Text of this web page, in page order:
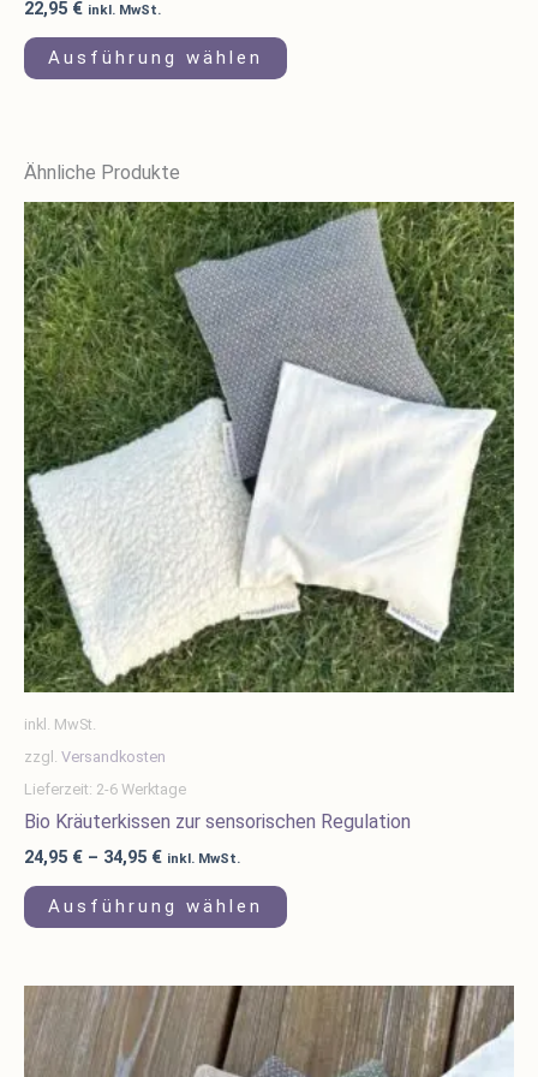
22,95 € inkl. MwSt.
Ausführung wählen
Ähnliche Produkte
inkl. MwSt.
zzgl. Versandkosten
Lieferzeit: 2-6 Werktage
Bio Kräuterkissen zur sensorischen Regulation
24,95 € – 34,95 € inkl. MwSt.
Ausführung wählen
Dieses
Produkt
weist
mehrere
Varianten
auf.
Optionen
können
der
Produktseite
gewählt
werden
Dieses
Produkt
weist